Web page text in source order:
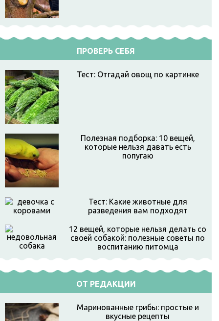
ПРОВЕРЬ СЕБЯ
Тест: Отгадай овощ по картинке
Полезная подборка: 10 вещей,
которые нельзя давать есть
попугаю
Тест: Какие животные для
разведения вам подходят
12 вещей, которые нельзя делать со
своей собакой: полезные советы по
воспитанию питомца
ОТ РЕДАКЦИИ
Маринованные грибы: простые и
вкусные рецепты